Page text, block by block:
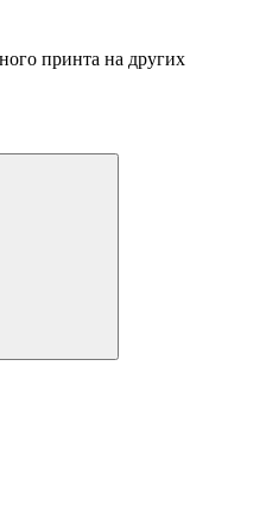
принта на других